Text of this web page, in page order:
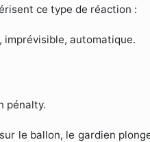
ce type de réaction :
automatique.
pénalty.
le ballon, le gardien